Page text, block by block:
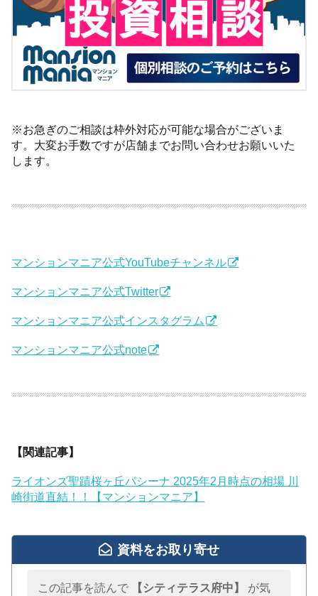
※お急ぎのご相談は枠外対応が可能な場合がございま
す。大変お手数ですが店舗までお問い合わせお願いいた
します。
マンションマニア公式YouTubeチャンネル
マンションマニア公式Twitter
マンションマニア公式インスタグラム
マンションマニア公式note
【関連記事】
ライオンズ聖蹟桜ヶ丘パシーナ 2025年2月時点の相場 川
崎街道直結！！【マンションマニア】
資料をお取り寄せ
この記事を読んで 【シティテラス府中】
が気